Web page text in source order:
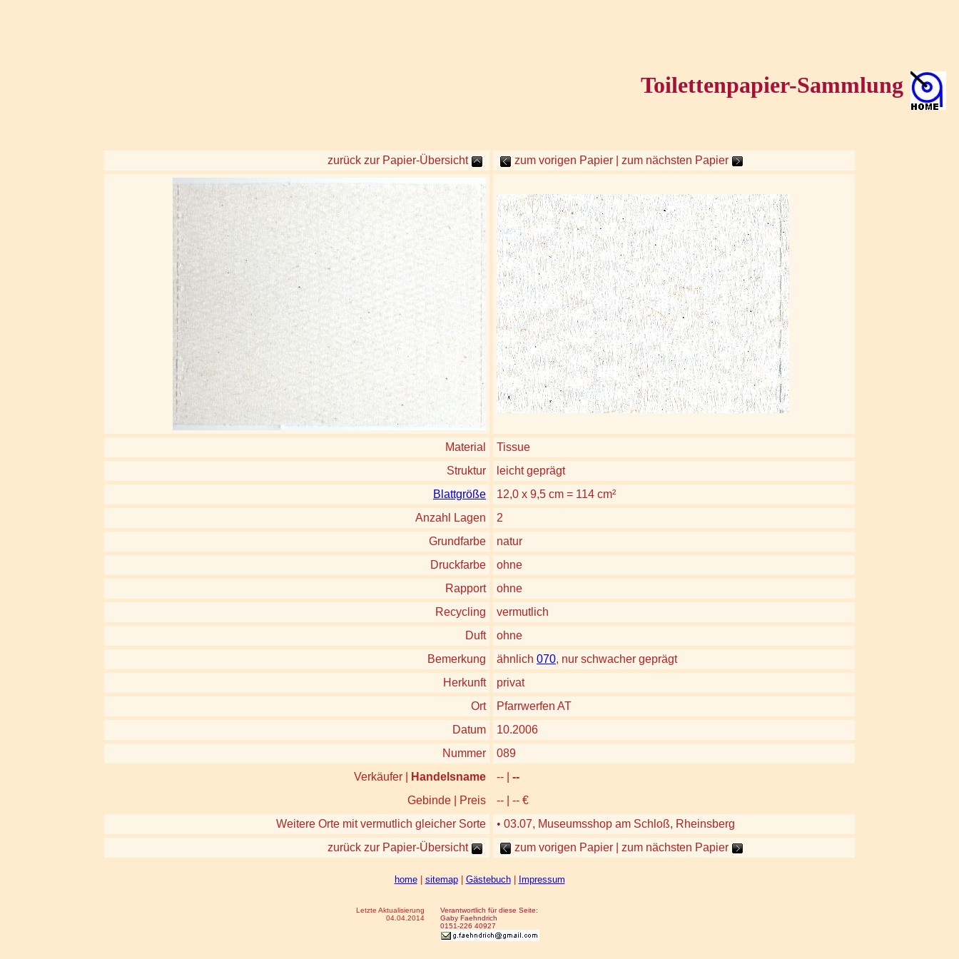
Toilettenpapier-Sammlung
zurück zur Papier-Übersicht zum vorigen Papier | zum nächsten Papier
Material
Tissue
Struktur
leicht geprägt
Blattgröße
12,0 x 9,5 cm = 114 cm²
Anzahl Lagen
2
Grundfarbe
natur
Druckfarbe
ohne
Rapport
ohne
Recycling
vermutlich
Duft
ohne
Bemerkung
ähnlich 070, nur schwacher geprägt
Herkunft
privat
Ort
Pfarrwerfen AT
Datum
10.2006
Nummer
089
Verkäufer |
Handelsname -- | --
Gebinde | Preis
-- | -- €
Weitere Orte mit vermutlich gleicher Sorte
• 03.07, Museumsshop am Schloß, Rheinsberg
zurück zur Papier-Übersicht
zum vorigen Papier | zum nächsten Papier
home| sitemap| Gästebuch| Impressum
Letzte Aktualisierung
04.04.2014
Verantwortlich für diese Seite:
Gaby Faehndrich
0151-226 40927